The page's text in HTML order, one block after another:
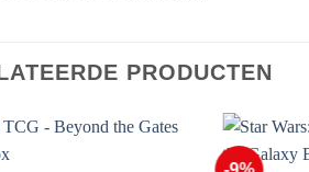
PRODUCTEN